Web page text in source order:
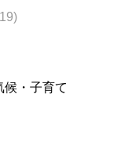
候・子育て